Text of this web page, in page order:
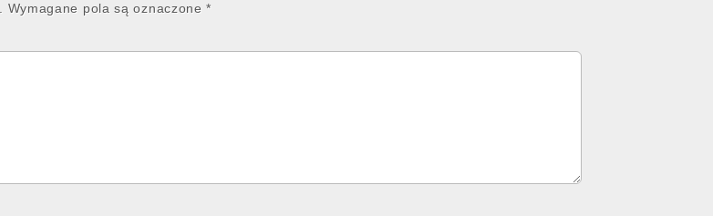
Wymagane pola są oznaczone*